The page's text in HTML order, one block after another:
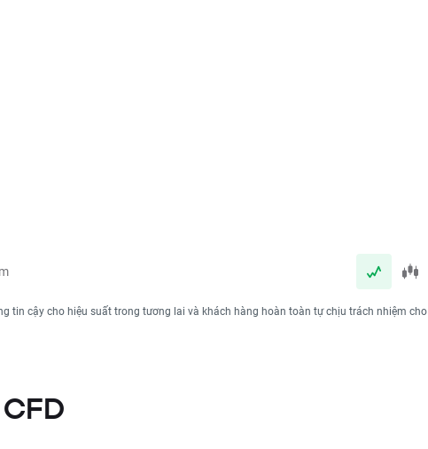
tin cậy cho hiệu suất trong tương lai và khách hàng hoàn toàn tự chịu trách nhiệm cho